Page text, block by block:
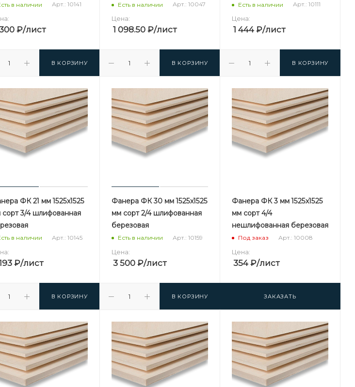
в наличии Арт.: 10141
₽/лист
В КОРЗИНУ
Есть в наличии Арт.: 10047
Цена:
1 098.50₽/лист
В КОРЗИНУ
Есть в наличии Арт.: 10111
Цена:
1 444₽/лист
В КОРЗИНУ
ФК 21 мм 1525х1525
сорт 3/4 шлифованная
в наличии Арт.: 10145
₽/лист
В КОРЗИНУ
Фанера ФК 30 мм 1525х1525
мм сорт 2/4 шлифованная
березовая
Есть в наличии Арт.: 10159
Цена:
3 500₽/лист
В КОРЗИНУ
Фанера ФК 3 мм 1525х1525
мм сорт 4/4
нешлифованная березовая
Под заказ Арт.: 10008
Цена:
354₽/лист
ЗАКАЗАТЬ